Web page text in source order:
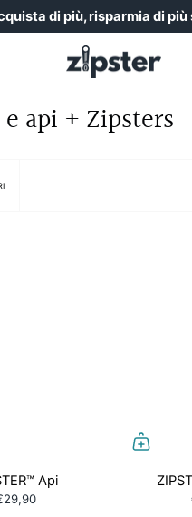
di più, risparmia di più
api + Zipsters
Api